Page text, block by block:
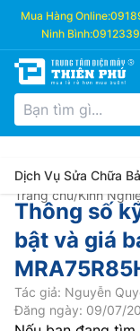
Mua Hàng Online:
Ninh Bình:
Dịch Vụ Sửa Chữa
Trang chủ/Kinh
Thông số
bật và giá
Tác giả: Nguyễn
Đăng ngày: 09/07/